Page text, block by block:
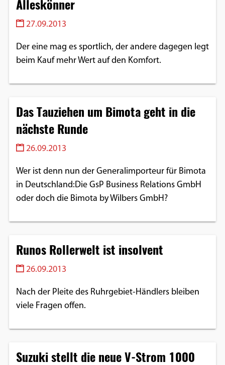
Alleskönner
27.09.2013
Der eine mag es sportlich, der andere dagegen legt
beim Kauf mehr Wert auf den Komfort.
Das Tauziehen um Bimota geht in die
nächste Runde
26.09.2013
Wer ist denn nun der Generalimporteur für Bimota
in Deutschland:Die GsP Business Relations GmbH
oder doch die Bimota by Wilbers GmbH?
Runos Rollerwelt ist insolvent
26.09.2013
Nach der Pleite des Ruhrgebiet-Händlers bleiben
viele Fragen offen.
Suzuki stellt die neue V-Strom 1000